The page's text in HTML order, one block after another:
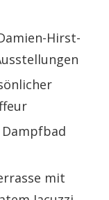
Hirst-
Dampfbad
mit